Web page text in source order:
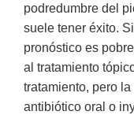
podredumbre del
suele tener éxito.
pronóstico es
al tratamiento
tratamiento, pero
antibiótico oral o